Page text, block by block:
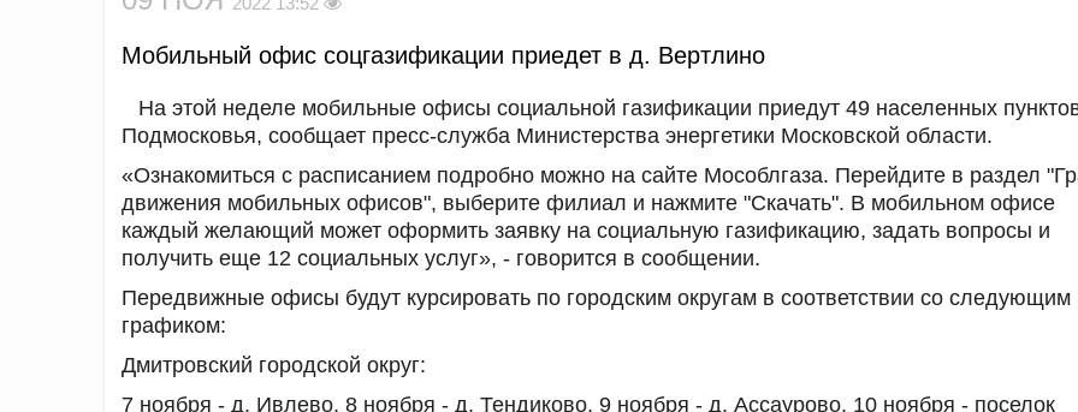
Мобильный офис соцгазификации приедет в д. Вертлино
На этой неделе мобильные офисы социальной газификации приедут 49 населенных
Подмосковья, сообщает пресс-служба Министерства энергетики Московской области.
«Ознакомиться с расписанием подробно можно на сайте Мособлгаза. Перейдите в раздел
движения мобильных офисов", выберите филиал и нажмите "Скачать". В мобильном офисе
каждый желающий может оформить заявку на социальную газификацию, задать вопросы и
получить еще 12 социальных услуг», - говорится в сообщении.
Передвижные офисы будут курсировать по городским округам в соответствии со следующим
графиком:
Дмитровский городской округ:
7 ноября - д. Ивлево, 8 ноября - д. Тендиково, 9 ноября - д. Ассаурово, 10 ноября - поселок